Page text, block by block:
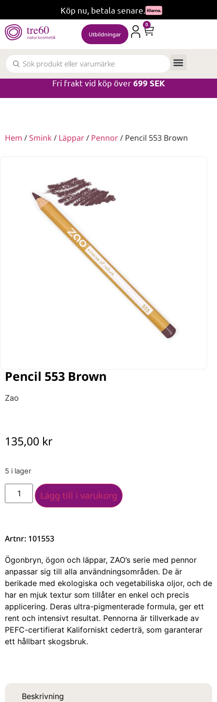
Köp nu, betala senare.
Utbildningar
0
Fri frakt vid köp över699 SEK
Hem /Smink / Läppar/ Pennor/ Pencil 553 Brown
Pencil 553 Brown
Zao
135,00 kr
5 i lager
Lägg till i varukorg
Artnr: 101553
Ögonbryn, ögon och läppar, ZAO’s serie med pennor
anpassar sig till alla användningsområden. De är
berikade med ekologiska och vegetabiliska oljor, och de
har en mjuk textur som tillåter en enkel och precis
applicering. Deras ultra-pigmenterade formula, ger ett
rent och intensivt resultat. Pennorna är tillverkade av
PEFC-certifierat Kaliforniskt cederträ, som garanterar
ett hållbart skogsbruk.
Beskrivning